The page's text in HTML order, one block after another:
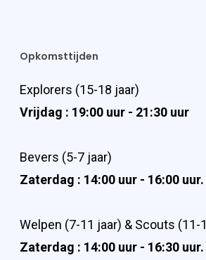
Opkomsttijden
Explorers (15-18 jaar)
Vrijdag : 19:00 uur - 21:30 uur
Bevers (5-7 jaar)
Zaterdag : 14:00 uur - 16:00 uur.
Welpen (7-11 jaar) & Scouts (11-
Zaterdag : 14:00 uur - 16:30 uur.